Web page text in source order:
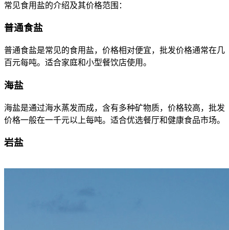
常见食用盐的介绍及其价格范围：
普通食盐
普通食盐是常见的食用盐，价格相对便宜，批发价格通常在几
百元每吨。适合家庭和小型餐饮店使用。
海盐
海盐是通过海水蒸发而成，含有多种矿物质，价格较高，批发
价格一般在一千元以上每吨。适合优选餐厅和健康食品市场。
岩盐